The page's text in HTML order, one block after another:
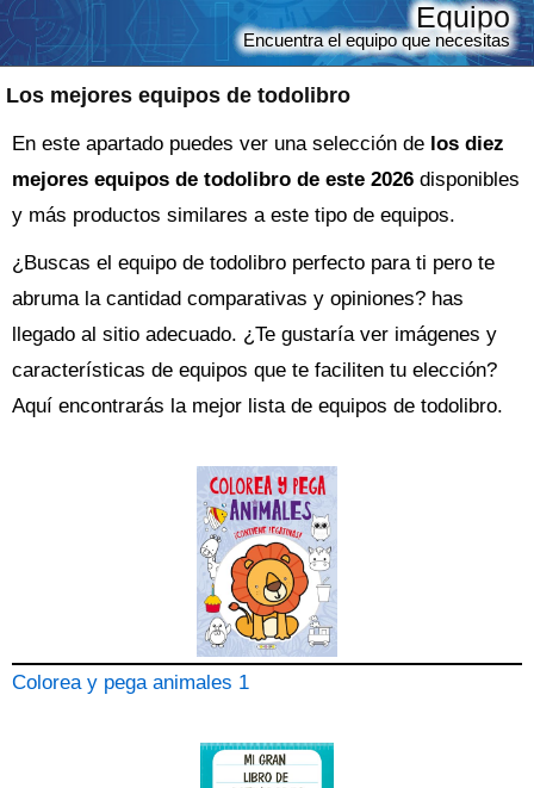
Los mejores equipos de todolibro
Equipo
Encuentra el equipo que necesitas
En este apartado puedes ver una selección de los diez
mejores equipos de todolibro de este 2026 disponibles
y más productos similares a este tipo de equipos.
¿Buscas el equipo de todolibro perfecto para ti pero te
abruma la cantidad comparativas y opiniones? has
llegado al sitio adecuado. ¿Te gustaría ver imágenes y
características de equipos que te faciliten tu elección?
Aquí encontrarás la mejor lista de equipos de todolibro.
Colorea y pega animales 1